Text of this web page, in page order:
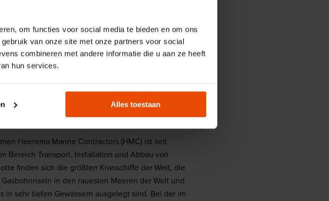
om functies voor social media te bieden en om ons
van onze site met onze partners voor social
combineren met andere informatie die u aan ze heeft
hun services.
Alles toestaan
Schiff Aegir
und Arbeitsschiff in einem. Ein
nicht ohne Grund als „Schweizer
wird. Ein Paradebeispiel für die
für die die Niederlande weltberühmt
Heerema Marine Contractors (HMC) ist seit
Bereich Transport, Installation und Abbau von
finden sich die größten Kranschiffe der Welt, die
in den rauesten Meeren der Welt und
in sehr tiefen Gewässern ausgelegt sind. Bei der im